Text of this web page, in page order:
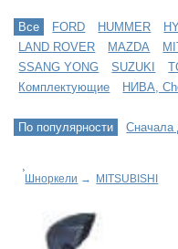
Все FORD HUMMER
LAND ROVER
MAZDA
SSANG YONG
SUZUKI
Комплектующие
НИВА,
По популярности
Шноркели → MITSUBISHI